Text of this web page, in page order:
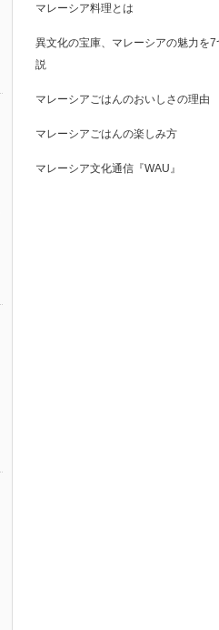
マレーシア料理とは
異文化の宝庫、マレーシアの魅力を
説
マレーシアごはんのおいしさの理由
マレーシアごはんの楽しみ方
マレーシア文化通信『WAU』